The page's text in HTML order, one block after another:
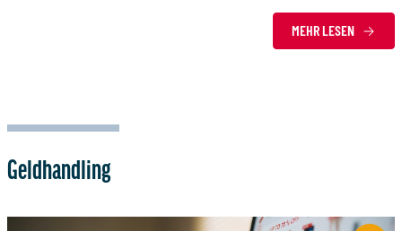
MEHR LESEN
Geldhandling